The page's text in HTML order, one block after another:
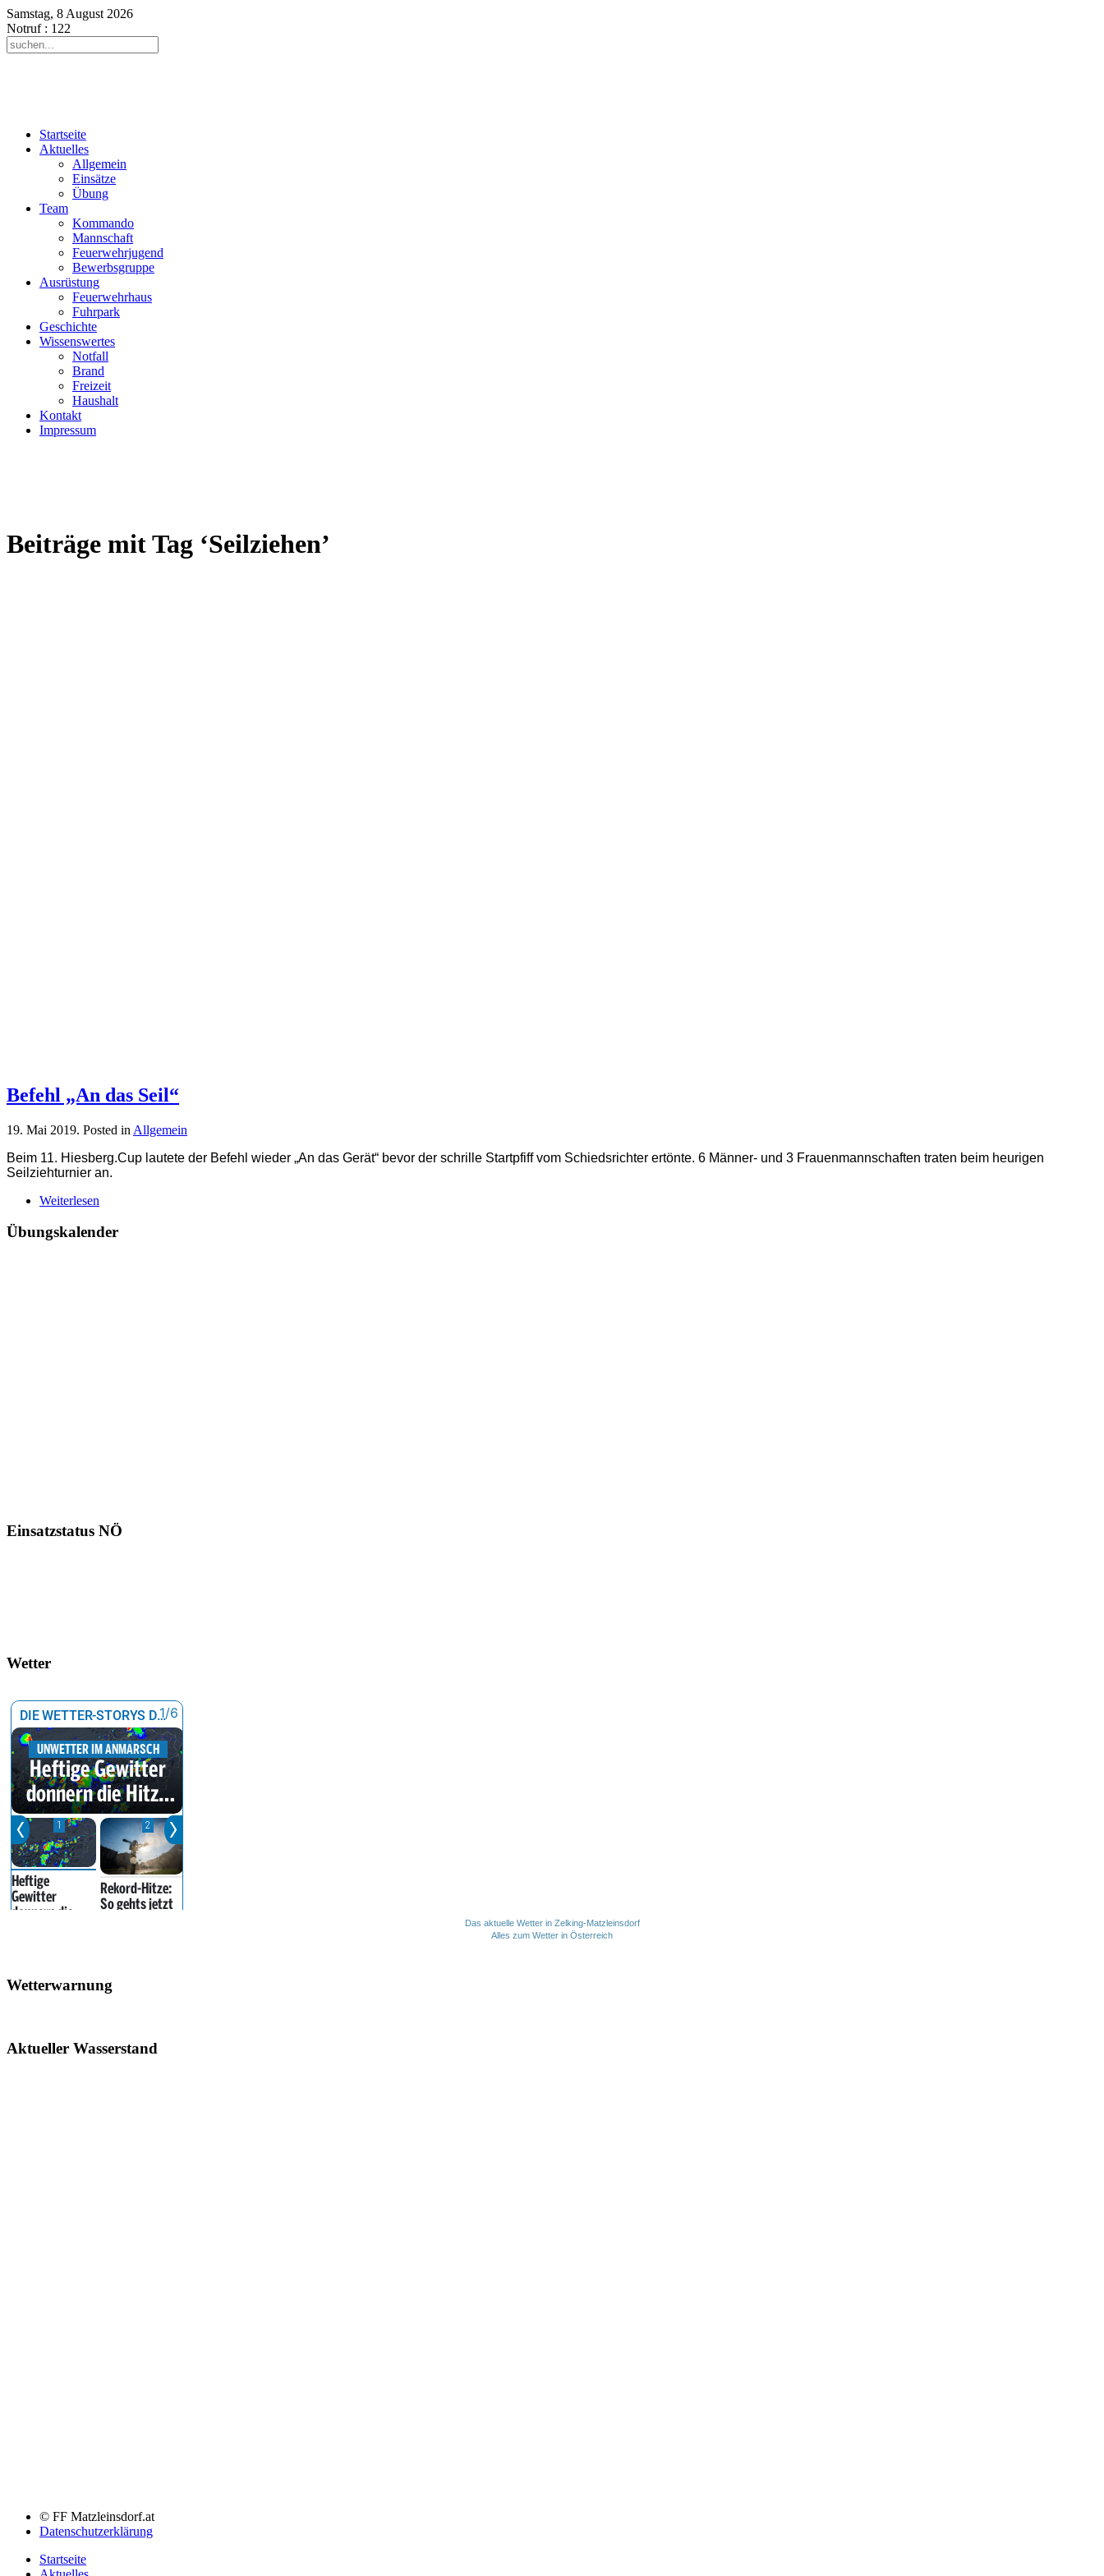
Samstag, 8 August 2026
Notruf: 122
Startseite
Aktuelles
Allgemein
Einsätze
Übung
Team
Kommando
Mannschaft
Feuerwehrjugend
Bewerbsgruppe
Ausrüstung
Feuerwehrhaus
Fuhrpark
Geschichte
Wissenswertes
Notfall
Brand
Freizeit
Haushalt
Kontakt
Impressum
Beiträge mit Tag ‘Seilziehen’
Befehl „An das Seil“
19. Mai 2019. Posted in Allgemein
Beim 11. Hiesberg.Cup lautete der Befehl wieder „An das Gerät“ bevor der schrille Startpfiff vom Schiedsrichter ertönte. 6 Männer- und 3 Frauenmannschaften traten beim heurigen
Seilziehturnier an.
Weiterlesen
Übungskalender
Einsatzstatus NÖ
Wetter
Das aktuelle Wetter in Zelking-Matzleinsdorf
Alles zum Wetter in Österreich
Wetterwarnung
Aktueller Wasserstand
© FF Matzleinsdorf.at
Datenschutzerklärung
Startseite